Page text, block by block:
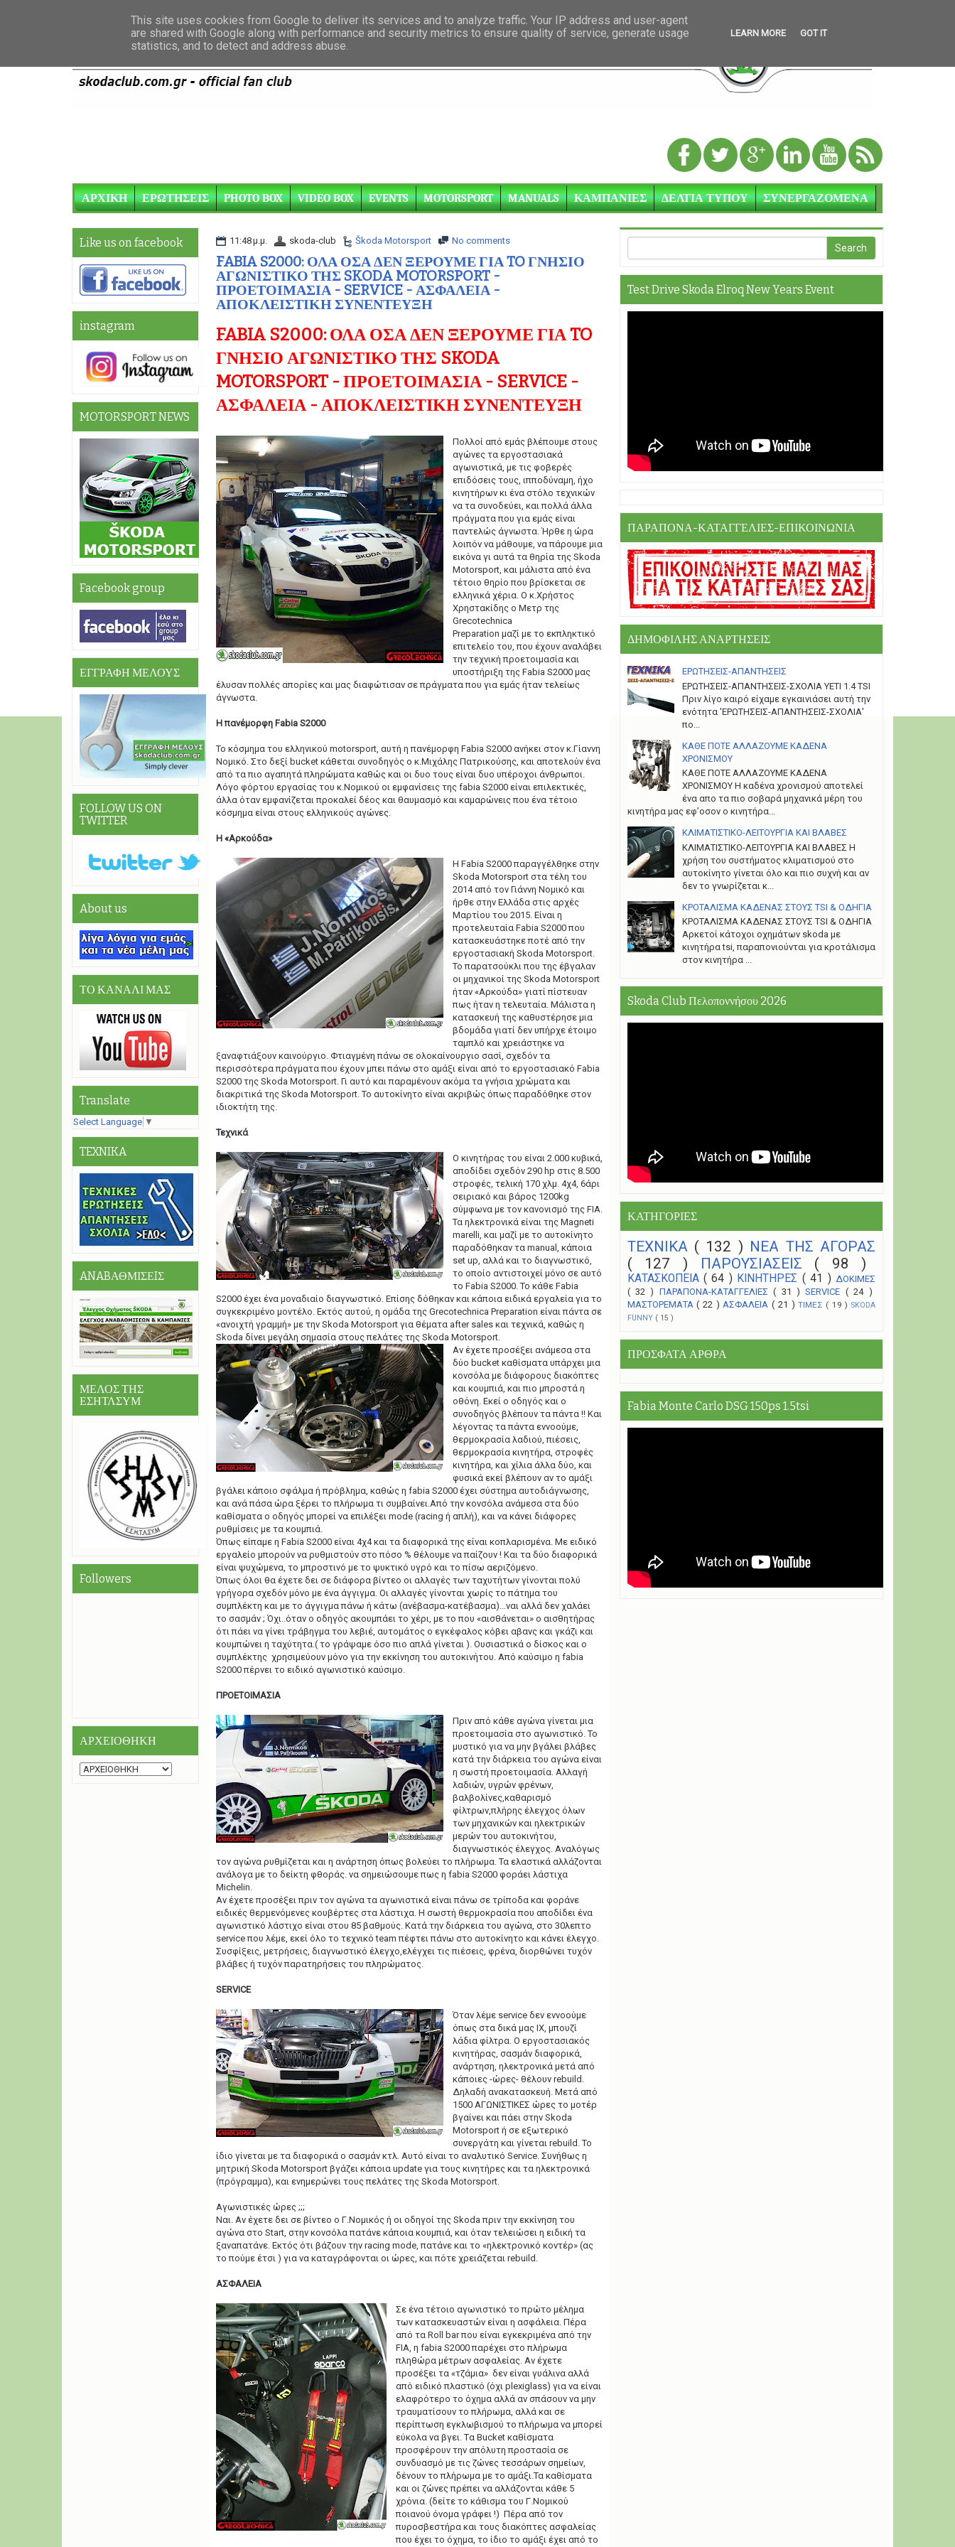
ΑΡΧΙΚΗ ΕΡΩΤΗΣΕΙΣ PHOTO BOX VIDEO BOX EVENTS MOTORSPORT MANUALS ΚΑΜΠΑΝΙΕΣ ΔΕΛΤΙΑ ΤΥΠΟΥ ΣΥΝΕΡΓΑΖΟΜΕΝΑ
11:48 μ.μ. skoda-club Škoda Motorsport No comments
FABIA S2000: ΟΛΑ ΟΣΑ ΔΕΝ ΞΕΡΟΥΜΕ ΓΙΑ TO ΓΝΗΣΙΟ
ΑΓΩΝΙΣΤΙΚΟ ΤΗΣ SKODA MOTORSPORT -
ΠΡΟΕΤΟΙΜΑΣΙΑ - SERVICE - ΑΣΦΑΛΕΙΑ -
ΑΠΟΚΛΕΙΣΤΙΚΗ ΣΥΝΕΝΤΕΥΞΗ
FABIA S2000: ΟΛΑ ΟΣΑ ΔΕΝ ΞΕΡΟΥΜΕ ΓΙΑ TO
ΓΝΗΣΙΟ ΑΓΩΝΙΣΤΙΚΟ ΤΗΣ SKODA
MOTORSPORT - ΠΡΟΕΤΟΙΜΑΣΙΑ - SERVICE -
ΑΣΦΑΛΕΙΑ - ΑΠΟΚΛΕΙΣΤΙΚΗ ΣΥΝΕΝΤΕΥΞΗ
Πολλοί από εμάς βλέπουμε στους
αγώνες τα εργοστασιακά
αγωνιστικά, με τις φοβερές
επιδόσεις τους, ιπποδύναμη, ήχο
κινητήρων κι ένα στόλο τεχνικών
να τα συνοδεύει, και πολλά άλλα
πράγματα που για εμάς είναι
παντελώς άγνωστα. Ήρθε η ώρα
λοιπόν να μάθουμε, να πάρουμε μια
εικόνα γι αυτά τα θηρία της Skoda
Motorsport, και μάλιστα από ένα
τέτοιο θηρίο που βρίσκεται σε
ελληνικά χέρια. Ο κ.Χρήστος
Χρηστακίδης ο Μετρ της
Grecotechnica
Preparation μαζί με το εκπληκτικό
επιτελείο του, που έχουν αναλάβει
την τεχνική προετοιμασία και
υποστήριξη της Fabia S2000 μας
έλυσαν πολλές απορίες και μας διαφώτισαν σε πράγματα που για εμάς ήταν τελείως
άγνωστα.
Η πανέμορφη Fabia S2000
Το κόσμημα του ελληνικού motorsport, αυτή η πανέμορφη Fabia S2000 ανήκει στον κ.Γίαννη
Νομικό. Στο δεξί bucket κάθεται συνοδηγός ο κ.Μιχάλης Πατρικούσης, και αποτελούν ένα
από τα πιο αγαπητά πληρώματα καθώς και οι δυο τους είναι δυο υπέροχοι άνθρωποι.
Λόγο φόρτου εργασίας του κ.Νομικού οι εμφανίσεις της fabia S2000 είναι επιλεκτικές,
άλλα όταν εμφανίζεται προκαλεί δέος και θαυμασμό και καμαρώνεις που ένα τέτοιο
κόσμημα είναι στους ελληνικούς αγώνες.
Η «Αρκούδα»
Η Fabia S2000 παραγγέλθηκε στην
Skoda Motorsport στα τέλη του
2014 από τον Γιάννη Νομικό και
ήρθε στην Ελλάδα στις αρχές
Μαρτίου του 2015. Είναι η
προτελευταία Fabia S2000 που
κατασκευάστηκε ποτέ από την
εργοστασιακή Skoda Motorsport.
Το παρατσούκλι που της έβγαλαν
οι μηχανικοί της Skoda Motorsport
ήταν «Αρκούδα» γιατί πίστευαν
πως ήταν η τελευταία. Μάλιστα η
κατασκευή της καθυστέρησε μια
βδομάδα γιατί δεν υπήρχε έτοιμο
ταμπλό και χρειάστηκε να
ξαναφτιάξουν καινούργιο. Φτιαγμένη πάνω σε ολοκαίνουργιο σασί, σχεδόν τα
περισσότερα πράγματα που έχουν μπει πάνω στο αμάξι είναι από το εργοστασιακό Fabia
S2000 της Skoda Motorsport. Γι αυτό και παραμένουν ακόμα τα γνήσια χρώματα και
διακριτικά της Skoda Motorsport. Το αυτοκίνητο είναι ακριβώς όπως παραδόθηκε στον
ιδιοκτήτη της.
Τεχνικά
Ο κινητήρας του είναι 2.000 κυβικά,
αποδίδει σχεδόν 290 hp στις 8.500
στροφές, τελική 170 χλμ. 4χ4, 6άρι
σειριακό και βάρος 1200kg
σύμφωνα με τον κανονισμό της FIA.
Τα ηλεκτρονικά είναι της Magneti
marelli, και μαζί με το αυτοκίνητο
παραδόθηκαν τα manual, κάποια
set up, αλλά και το διαγνωστικό,
το οποίο αντιστοιχεί μόνο σε αυτό
το Fabia S2000. Το κάθε Fabia
S2000 έχει ένα μοναδιαίο διαγνωστικό. Eπίσης δόθηκαν και κάποια ειδικά εργαλεία για το
συγκεκριμένο μοντέλο. Εκτός αυτού, η ομάδα της Grecotechnica Preparation είναι πάντα σε
«ανοιχτή γραμμή» με την Skoda Motorsport για θέματα after sales και τεχνικά, καθώς η
Skoda δίνει μεγάλη σημασία στους πελάτες της Skoda Motorsport.
Αν έχετε προσέξει ανάμεσα στα
δύο bucket καθίσματα υπάρχει μια
κονσόλα με διάφορους διακόπτες
και κουμπιά, και πιο μπροστά η
οθόνη. Εκεί ο οδηγός και ο
συνοδηγός βλέπουν τα πάντα !! Και
λέγοντας τα πάντα εννοούμε,
θερμοκρασία λαδιού, πιέσεις,
θερμοκρασία κινητήρα, στροφές
κινητήρα, και χίλια άλλα δύο, και
φυσικά εκεί βλέπουν αν το αμάξι
βγάλει κάποιο σφάλμα ή πρόβλημα, καθώς η fabia S2000 έχει σύστημα αυτοδιάγνωσης,
και ανά πάσα ώρα ξέρει το πλήρωμα τι συμβαίνει.Από την κονσόλα ανάμεσα στα δύο
καθίσματα ο οδηγός μπορεί να επιλέξει mode (racing ή απλή), και να κάνει διάφορες
ρυθμίσεις με τα κουμπιά.
Όπως είπαμε η Fabia S2000 είναι 4χ4 και τα διαφορικά της είναι κοπλαρισμένα. Με ειδικό
εργαλείο μπορούν να ρυθμιστούν στο πόσο % θέλουμε να παίζουν ! Και τα δύο διαφορικά
είναι ψυχώμενα, το μπροστινό με το ψυκτικό υγρό και το πίσω αεριζόμενο.
Όπως όλοι θα έχετε δει σε διάφορα βίντεο οι αλλαγές των ταχυτήτων γίνονται πολύ
γρήγορα σχεδόν μόνο με ένα άγγιγμα. Οι αλλαγές γίνονται χωρίς το πάτημα του
συμπλέκτη και με το άγγιγμα πάνω ή κάτω (ανέβασμα-κατέβασμα)...ναι αλλά δεν χαλάει
το σασμάν ; Όχι..όταν ο οδηγός ακουμπάει το χέρι, με το που «αισθάνεται» ο αισθητήρας
ότι πάει να γίνει τράβηγμα του λεβιέ, αυτομάτος ο εγκέφαλος κόβει αβανς και γκάζι και
κουμπώνει η ταχύτητα.( το γράψαμε όσο πιο απλά γίνεται ). Ουσιαστικά ο δίσκος και ο
συμπλέκτης χρησιμεύουν μόνο για την εκκίνηση του αυτοκινήτου. Aπό καύσιμο η fabia
S2000 πέρνει το ειδικό αγωνιστικό καύσιμο.
ΠΡΟΕΤΟΙΜΑΣΙΑ
Πριν από κάθε αγώνα γίνεται μια
προετοιμασία στο αγωνιστικό. Το
μυστικό για να μην βγάλει βλάβες
κατά την διάρκεια του αγώνα είναι
η σωστή προετοιμασία. Αλλαγή
λαδιών, υγρών φρένων,
βαλβολίνες,καθαρισμό
φίλτρων,πλήρης έλεγχος όλων
των μηχανικών και ηλεκτρικών
μερών του αυτοκινήτου,
διαγνωστικός έλεγχος. Αναλόγως
τον αγώνα ρυθμίζεται και η ανάρτηση όπως βολεύει το πλήρωμα. Τα ελαστικά αλλάζονται
ανάλογα με το δείκτη φθοράς. να σημειώσουμε πως η fabia S2000 φοράει λάστιχα
Μichelin.
Αν έχετε προσέξει πριν τον αγώνα τα αγωνιστικά είναι πάνω σε τρίποδα και φοράνε
ειδικές θερμενόμενες κουβέρτες στα λάστιχα. Η σωστή θερμοκρασία που αποδίδει ένα
αγωνιστικό λάστιχο είναι στου 85 βαθμούς. Κατά την διάρκεια του αγώνα, στο 30λεπτο
service που λέμε, εκεί όλο το τεχνικό team πέφτει πάνω στο αυτοκίνητο και κάνει έλεγχο.
Συσφίξεις, μετρήσεις, διαγνωστικό έλεγχο,ελέγχει τις πιέσεις, φρένα, διορθώνει τυχόν
βλάβες ή τυχόν παρατηρήσεις του πληρώματος.
SERVICE
Όταν λέμε service δεν εννοούμε
όπως στα δικά μας ΙΧ, μπουζί
λάδια φίλτρα. Ο εργοστασιακός
κινητήρας, σασμάν διαφορικά,
ανάρτηση, ηλεκτρονικά μετά από
κάποιες -ώρες- θέλουν rebuild.
Δηλαδή ανακατασκευή. Μετά από
1500 ΑΓΩΝΙΣΤΙΚΕΣ ώρες το μοτέρ
βγαίνει και πάει στην Skoda
Motorsport ή σε εξωτερικό
συνεργάτη και γίνεται rebuild. Το
ίδιο γίνεται με τα διαφορικά ο σασμάν κτλ. Αυτό είναι το αναλυτικό Service. Συνήθως η
μητρική Skoda Motorsport βγάζει κάποια update για τους κινητήρες και τα ηλεκτρονικά
(πρόγραμμα), και ενημερώνει τους πελάτες της Skoda Motorsport.
Αγωνιστικές ώρες ;;;
Ναι. Αν έχετε δει σε βίντεο ο Γ.Νομικός ή οι οδηγοί της Skoda πριν την εκκίνηση του
αγώνα στο Start, στην κονσόλα πατάνε κάποια κουμπιά, και όταν τελειώσει η ειδική τα
ξαναπατάνε. Εκτός ότι βάζουν την racing mode, πατάνε και το «ηλεκτρονικό κοντέρ» (ας
το πούμε έτσι ) για να καταγράφονται οι ώρες, και πότε χρειάζεται rebuild.
ΑΣΦΑΛΕΙΑ
Σε ένα τέτοιο αγωνιστικό το πρώτο μέλημα
των κατασκευαστών είναι η ασφάλεια. Πέρα
από τα Roll bar που είναι εγκεκριμένα από την
FIA, η fabia S2000 παρέχει στο πλήρωμα
πληθώρα μέτρων ασφαλείας. Αν έχετε
προσέξει τα «τζάμια» δεν είναι γυάλινα αλλά
από ειδικό πλαστικό (όχι plexiglass) για να είναι
ελαφρότερο το όχημα αλλά αν σπάσουν να μην
τραυματίσουν το πλήρωμα, αλλά και σε
περίπτωση εγκλωβισμού το πλήρωμα να μπορεί
εύκολα να βγει. Tα Bucket καθίσματα
προσφέρουν την απόλυτη προστασία σε
συνδυασμό με τις ζώνες τεσσάρων σημείων,
δένουν το πλήρωμα με το αμάξι.Τα καθίσματα
και οι ζώνες πρέπει να αλλάζονται κάθε 5
χρόνια. (δείτε το κάθισμα του Γ.Νομικού
ποιανού όνομα γράφει !) Πέρα από τον
πυροσβεστήρα και τους διακόπτες ασφαλείας
που έχει το όχημα, το ίδιο το αμάξι έχει από το
Like us on facebook
instagram
MOTORSPORT NEWS
Facebook group
ΕΓΓΡΑΦΗ ΜΕΛΟΥΣ
FOLLOW US ON
TWITTER
About us
ΤΟ ΚΑΝΑΛΙ ΜΑΣ
Translate
Select Language ▼
TEXNIKA
ANABΑΘΜΙΣΕIΣ
ΜΕΛΟΣ ΤΗΣ
ΕΣΗΤΛΣΥΜ
Followers
ΑΡΧΕΙΟΘΗΚΗ
Test Drive Skoda Elroq New Years Event
ΠΑΡΑΠΟΝΑ-ΚΑΤΑΓΓΕΛΙΕΣ-ΕΠΙΚΟΙΝΩΝΙΑ
ΔΗΜΟΦΙΛΗΣ ΑΝΑΡΤΗΣΕΙΣ
ΕΡΩΤΗΣΕΙΣ-ΑΠΑΝΤΗΣΕΙΣ
ΕΡΩΤΗΣΕΙΣ-ΑΠΑΝΤΗΣΕΙΣ-ΣΧΟΛΙΑ YETI 1.4 TSI
Πριν λίγο καιρό είχαμε εγκαινιάσει αυτή την
ενότητα 'ΕΡΩΤΗΣΕΙΣ-ΑΠΑΝΤΗΣΕΙΣ-ΣΧΟΛΙΑ'
πο...
ΚΑΘΕ ΠΟΤΕ ΑΛΛΑΖΟΥΜΕ ΚΑΔΕΝΑ
ΧΡΟΝΙΣΜΟΥ
ΚΑΘΕ ΠΟΤΕ ΑΛΛΑΖΟΥΜΕ ΚΑΔΕΝΑ
ΧΡΟΝΙΣΜΟΥ Η καδένα χρονισμού αποτελεί
ένα απο τα πιο σοβαρά μηχανικά μέρη του
κινητήρα μας εφ’οσον ο κινητήρα...
ΚΛΙΜΑΤΙΣΤΙΚΟ-ΛΕΙΤΟΥΡΓΙΑ ΚΑΙ ΒΛΑΒΕΣ
ΚΛΙΜΑΤΙΣΤΙΚΟ-ΛΕΙΤΟΥΡΓΙΑ ΚΑΙ ΒΛΑΒΕΣ H
χρήση του συστήματος κλιματισμού στο
αυτοκίνητο γίνεται όλο και πιο συχνή και αν
δεν το γνωρίζεται κ...
ΚΡΟΤΑΛΙΣΜΑ ΚΑΔΕΝΑΣ ΣΤΟΥΣ TSI & ΟΔΗΓΙΑ
ΚΡΟΤΑΛΙΣΜΑ ΚΑΔΕΝΑΣ ΣΤΟΥΣ TSI & ΟΔΗΓΙΑ
Αρκετοί κάτοχοι οχημάτων skoda με
κινητήρα tsi, παραπονιούνται για κροτάλισμα
στον κινητήρα ...
Skoda Club Πελοποννήσου 2026
ΚΑΤΗΓΟΡΙΕΣ
ΤΕΧΝΙΚΑ ( 132 ) NEA THΣ ΑΓΟΡΑΣ
( 127 )
ΠΑΡΟΥΣΙΑΣΕΙΣ ( 98 )
ΚΑΤΑΣΚΟΠΕΙΑ( 64 ) ΚΙΝΗΤΗΡΕΣ ( 41 ) ΔΟΚΙΜΕΣ
( 32 ) ΠΑΡΑΠΟΝΑ-ΚΑΤΑΓΓΕΛΙΕΣ( 31 )SERVICE ( 24 )
ΜΑΣΤΟΡΕΜΑΤΑ( 22 )ΑΣΦΑΛΕΙΑ( 21 )ΤΙΜΕΣ ( 19 )SKODA
FUNNY ( 15 )
ΠΡΟΣΦΑΤΑ ΑΡΘΡΑ
Fabia Monte Carlo DSG 150ps 1.5tsi
This site uses cookies from Google to deliver its services and to analyze traffic. Your IP address and user-agent
are shared with Google along with performance and security metrics to ensure quality of service, generate usage
statistics, and to detect and address abuse.
LEARN MORE GOT IT